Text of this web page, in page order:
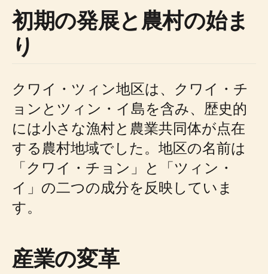
初期の発展と農村の始ま
り
クワイ・ツィン地区は、クワイ・チ
ョンとツィン・イ島を含み、歴史的
には小さな漁村と農業共同体が点在
する農村地域でした。地区の名前は
「クワイ・チョン」と「ツィン・
イ」の二つの成分を反映していま
す。
産業の変革